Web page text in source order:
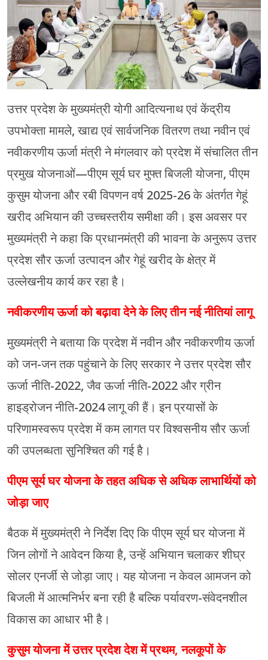
उत्तर प्रदेश के मुख्यमंत्री योगी आदित्यनाथ एवं केंद्रीय
उपभोक्ता मामले, खाद्य एवं सार्वजनिक वितरण तथा नवीन एवं
नवीकरणीय ऊर्जा मंत्री ने मंगलवार को प्रदेश में संचालित तीन
प्रमुख योजनाओं—पीएम सूर्य घर मुफ्त बिजली योजना, पीएम
कुसुम योजना और रबी विपणन वर्ष 2025-26 के अंतर्गत गेहूं
खरीद अभियान की उच्चस्तरीय समीक्षा की। इस अवसर पर
मुख्यमंत्री ने कहा कि प्रधानमंत्री की भावना के अनुरूप उत्तर
प्रदेश सौर ऊर्जा उत्पादन और गेहूं खरीद के क्षेत्र में
उल्लेखनीय कार्य कर रहा है।
नवीकरणीय ऊर्जा को बढ़ावा देने के लिए तीन नई नीतियां लागू
मुख्यमंत्री ने बताया कि प्रदेश में नवीन और नवीकरणीय ऊर्जा
को जन-जन तक पहुंचाने के लिए सरकार ने उत्तर प्रदेश सौर
ऊर्जा नीति-2022, जैव ऊर्जा नीति-2022 और ग्रीन
हाइड्रोजन नीति-2024 लागू की हैं। इन प्रयासों के
परिणामस्वरूप प्रदेश में कम लागत पर विश्वसनीय सौर ऊर्जा
की उपलब्धता सुनिश्चित की गई है।
पीएम सूर्य घर योजना के तहत अधिक से अधिक लाभार्थियों को
जोड़ा जाए
बैठक में मुख्यमंत्री ने निर्देश दिए कि पीएम सूर्य घर योजना में
जिन लोगों ने आवेदन किया है, उन्हें अभियान चलाकर शीघ्र
सोलर एनर्जी से जोड़ा जाए। यह योजना न केवल आमजन को
बिजली में आत्मनिर्भर बना रही है बल्कि पर्यावरण-संवेदनशील
विकास का आधार भी है।
कुसुम योजना में उत्तर प्रदेश देश में प्रथम, नलकूपों के
गोरखपुर
प्रयागराज
रामपुर